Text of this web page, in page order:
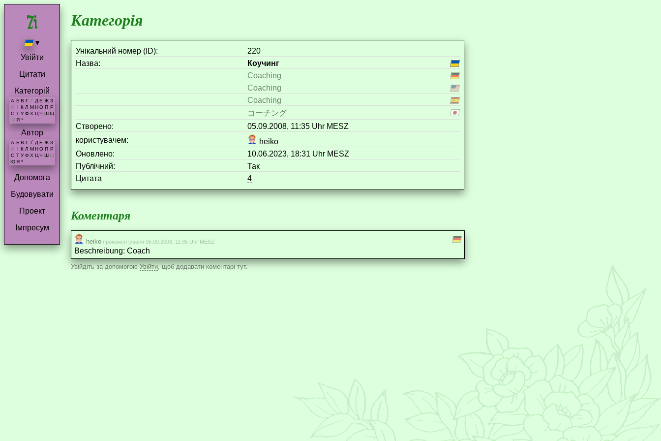
▾
Увійти
Цитати
Категорій
А Б В Г Ґ Д Е Ж З
И
І К Л М Н О П Р
С Т У Ф Х Ц Ч Ш Щ
Ю Я *
Автор
А Б В Г Ґ Д Е Ж З
И
К Л М Н О П Р
С Т У Ф Х Ц Ч Ш Щ
Ю Я *
Допомога
Будовувати
Проект
Імпресум
Категорія
Унікальний номер (ID):
220
Назва:
Коучинг
Coaching
Coaching
Coaching
コーチング
Створено:
05.09.2008, 11:35 Uhr MESZ
користувачем:
heiko
Оновлено:
10.06.2023, 18:31 Uhr MESZ
Публічний:
Так
Цитата
4
Коментаря
heiko прокоментували 05.09.2008, 11:35 Uhr MESZ
Beschreibung: Coach
Увійдіть за допомогоюУвійти, щоб додавати коментарі тут.